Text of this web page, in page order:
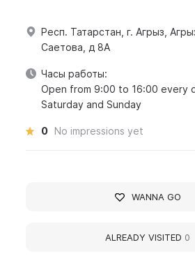
Респ. Татарстан, г. Агрыз,
Саетова, д 8А
Часы работы:
Open from 9:00 to 16:00 every
Saturday and Sunday
0 No impressions yet
WANNA GO
ALREADY VISITED 0